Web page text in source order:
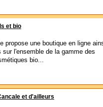
et bio
propose une boutique en ligne
l'ensemble de la gamme des
bio...
et d'ailleurs